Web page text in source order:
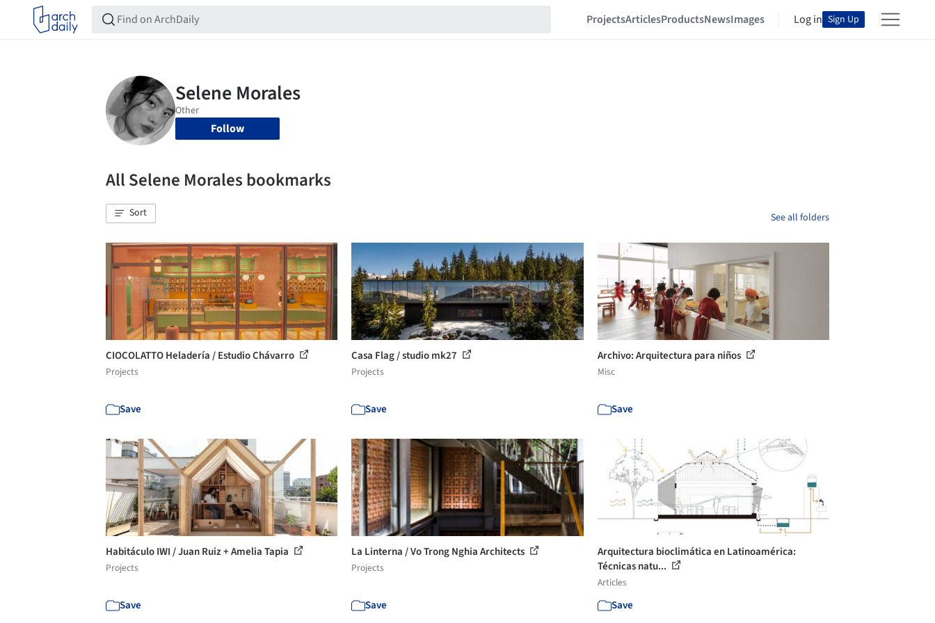
ProjectsArticlesProductsNewsImages Log in Sign Up
Follow
All Selene Morales bookmarks
Sort See all folders
CIOCOLATTO Heladería / Estudio Chávarro
Projects
Save
Casa Flag / studio mk27
Projects
Save
Archivo: Arquitectura para niños
Misc
Save
Habitáculo IWI / Juan Ruiz + Amelia Tapia
Projects
Save
La Linterna / Vo Trong Nghia Architects
Projects
Save
Arquitectura bioclimática en Latinoamérica:
Técnicas natu...
Articles
Save